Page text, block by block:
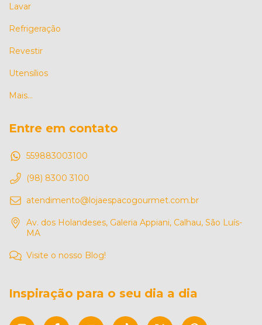
Lavar
Refrigeração
Revestir
Utensílios
Mais...
Entre em contato
559883003100
(98) 8300 3100
atendimento@lojaespacogourmet.com.br
Av. dos Holandeses, Galeria Appiani, Calhau, São Luís-
MA
Visite o nosso Blog!
Inspiração para o seu dia a dia